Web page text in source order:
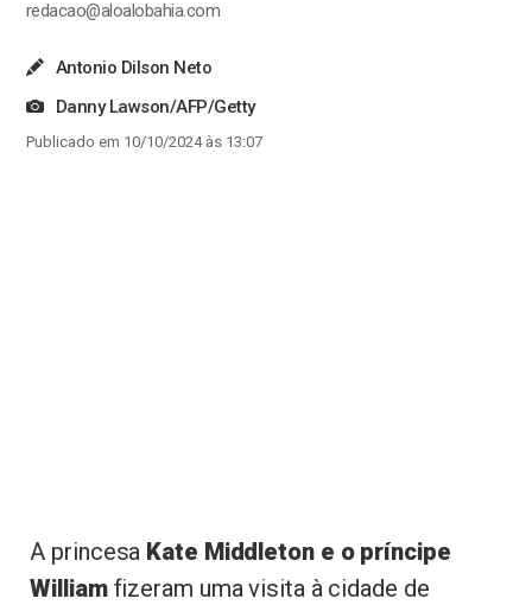
redacao@aloalobahia.com
Antonio Dilson Neto
Danny Lawson/AFP/Getty
Publicado em 10/10/2024 às 13:07
A princesa Kate Middleton e o príncipe
Williamfizeram uma visita à cidade de